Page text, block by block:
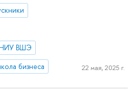
НИУ ВШЭ
бизнеса
22 мая, 2025 г.